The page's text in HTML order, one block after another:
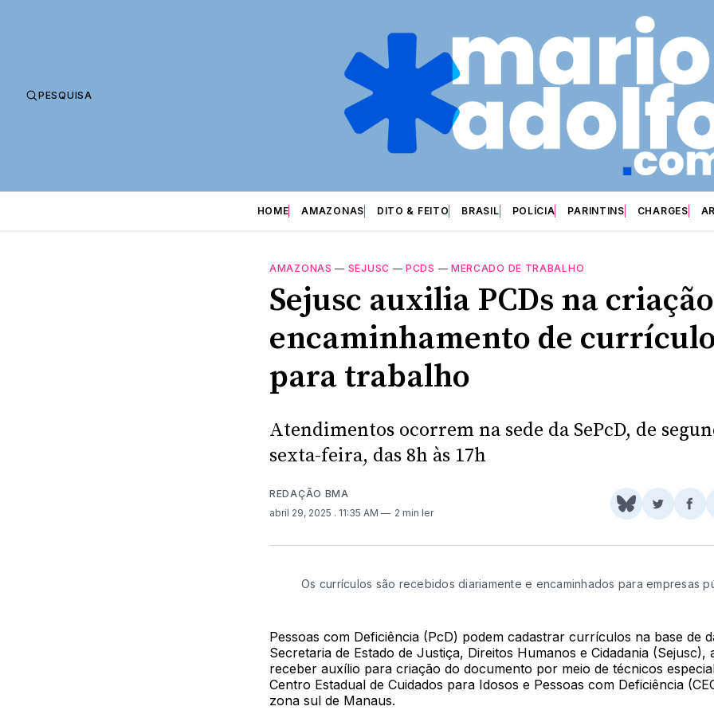
PESQUISA
HOME AMAZONAS DITO & FEITO BRASIL POLÍCIA PARINTINS CHARGES
AMAZONAS — SEJUSC —PCDS — MERCADO DE TRABALHO
Sejusc auxilia PCDs na
encaminhamento de
para trabalho
Atendimentos ocorrem na sede da SePcD, de
sexta-feira, das 8h às 17h
REDAÇÃO BMA
abril 29, 2025 . 11:35 AM 2 min ler
Share
BlueSkyTwitter
Os currículos são recebidos diariamente e encaminhados para empresas
Pessoas com Deficiência (PcD) podem cadastrar currículos na base de
Secretaria de Estado de Justiça, Direitos Humanos e Cidadania (Sejusc),
receber auxílio para criação do documento por meio de técnicos
Centro Estadual de Cuidados para Idosos e Pessoas com Deficiência
zona sul de Manaus.